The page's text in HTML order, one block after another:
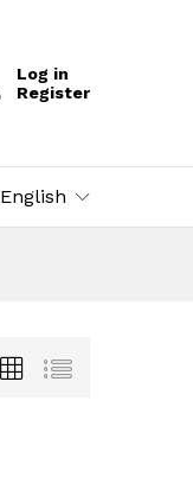
Log in
Register
English